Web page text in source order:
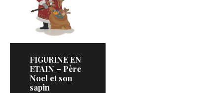
FIGURINE EN
ETAIN – Père
Noel et son
sapin